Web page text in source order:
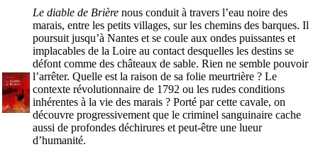
Le diable de Brière nous conduit à travers l’eau noire des
marais, entre les petits villages, sur les chemins des barques. Il
poursuit jusqu’à Nantes et se coule aux ondes puissantes et
implacables de la Loire au contact desquelles les destins se
défont comme des châteaux de sable. Rien ne semble pouvoir
l’arrêter. Quelle est la raison de sa folie meurtrière ? Le
contexte révolutionnaire de 1792 ou les rudes conditions
inhérentes à la vie des marais ? Porté par cette cavale, on
découvre progressivement que le criminel sanguinaire cache
aussi de profondes déchirures et peut-être une lueur
d’humanité.